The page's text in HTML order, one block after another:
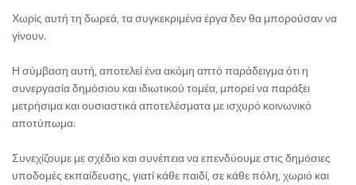
Χωρίς αυτή τη δωρεά, τα συγκεκριμένα έργα δεν θα μπορούσαν να
γίνουν.
Η σύμβαση αυτή, αποτελεί ένα ακόμη απτό παράδειγμα ότι η
συνεργασία δημόσιου και ιδιωτικού τομέα, μπορεί να παράξει
μετρήσιμα και ουσιαστικά αποτελέσματα με ισχυρό κοινωνικό
αποτύπωμα.
Συνεχίζουμε με σχέδιο και συνέπεια να επενδύουμε στις δημόσιες
υποδομές εκπαίδευσης, γιατί κάθε παιδί, σε κάθε πόλη, χωριό και